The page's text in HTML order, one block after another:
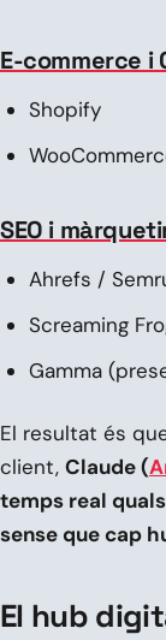
E-commerce i
Shopify
SEO i
Ahrefs /
Screaming
Gamma
El resultat és
client, Claude (
temps real
sense que cap
El hub